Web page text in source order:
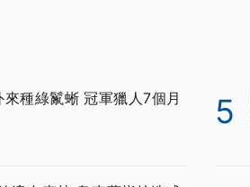
種綠鬣蜥 冠軍獵人7個月 5